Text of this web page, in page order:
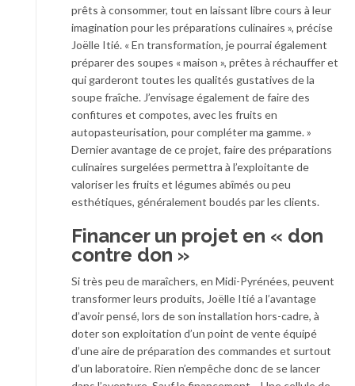
prêts à consommer, tout en laissant libre cours à leur
imagination pour les préparations culinaires », précise
Joëlle Itié. « En transformation, je pourrai également
préparer des soupes « maison », prêtes à réchauffer et
qui garderont toutes les qualités gustatives de la
soupe fraîche. J’envisage également de faire des
confitures et compotes, avec les fruits en
autopasteurisation, pour compléter ma gamme. »
Dernier avantage de ce projet, faire des préparations
culinaires surgelées permettra à l’exploitante de
valoriser les fruits et légumes abîmés ou peu
esthétiques, généralement boudés par les clients.
Financer un projet en « don
contre don »
Si très peu de maraîchers, en Midi-Pyrénées, peuvent
transformer leurs produits, Joëlle Itié a l’avantage
d’avoir pensé, lors de son installation hors-cadre, à
doter son exploitation d’un point de vente équipé
d’une aire de préparation des commandes et surtout
d’un laboratoire. Rien n’empêche donc de se lancer